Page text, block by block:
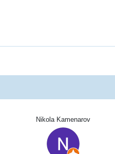
Nikola Kamenarov